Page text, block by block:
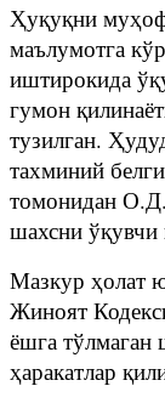
Ҳуқуқни
маълумотга
иштирокида
гумон
тузилган.
тахминий
томонидан
шахсни ўқувчи
Мазкур ҳолат
Жиноят
ёшга тўлмаган
ҳаракатлар